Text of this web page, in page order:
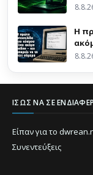
Η
ΊΣΩΣ ΝΑ ΣΕ
Είπαν για το
Συνεντεύξεις